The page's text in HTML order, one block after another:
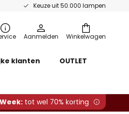
Keuze uit 50.000 lampen
Winkelwagen
Aanmelden
klanten OUTLET
tot wel 70% korting